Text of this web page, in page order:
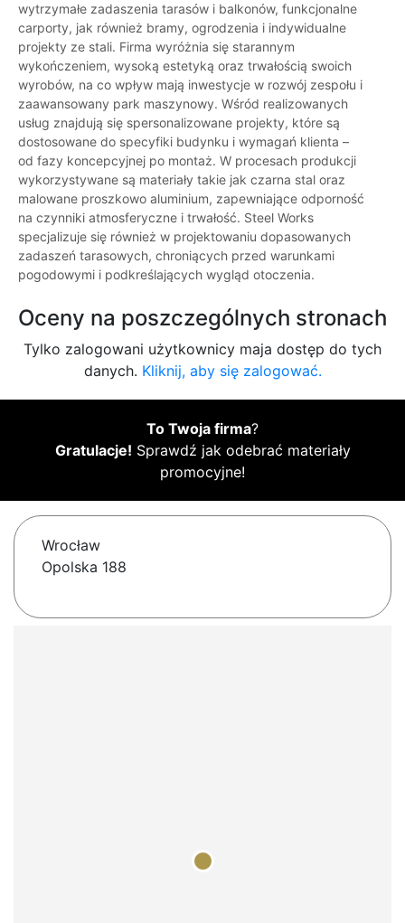
wytrzymałe zadaszenia tarasów i balkonów, funkcjonalne
carporty, jak również bramy, ogrodzenia i indywidualne
projekty ze stali. Firma wyróżnia się starannym
wykończeniem, wysoką estetyką oraz trwałością swoich
wyrobów, na co wpływ mają inwestycje w rozwój zespołu i
zaawansowany park maszynowy. Wśród realizowanych
usług znajdują się spersonalizowane projekty, które są
dostosowane do specyfiki budynku i wymagań klienta –
od fazy koncepcyjnej po montaż. W procesach produkcji
wykorzystywane są materiały takie jak czarna stal oraz
malowane proszkowo aluminium, zapewniające odporność
na czynniki atmosferyczne i trwałość. Steel Works
specjalizuje się również w projektowaniu dopasowanych
zadaszeń tarasowych, chroniących przed warunkami
pogodowymi i podkreślających wygląd otoczenia.
Oceny na poszczególnych stronach
Tylko zalogowani użytkownicy maja dostęp do tych
danych. Kliknij, aby się zalogować.
To Twoja firma?
Gratulacje! Sprawdź jak odebrać materiały
promocyjne!
Wrocław
Opolska 188